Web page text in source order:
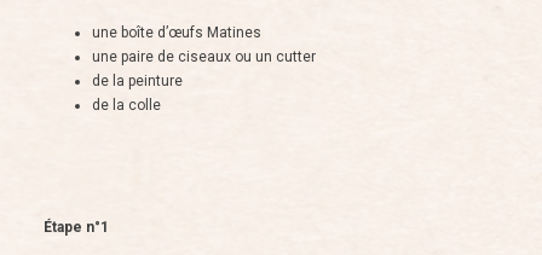
une boîte d’œufs Matines
une paire de ciseaux ou un cutter
de la peinture
de la colle
Étape n°1